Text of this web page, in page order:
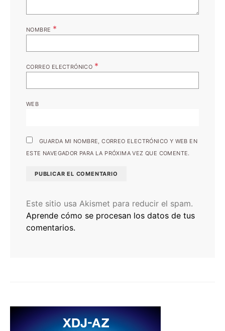
NOMBRE *
CORREO ELECTRÓNICO *
WEB
GUARDA MI NOMBRE, CORREO ELECTRÓNICO Y WEB EN
ESTE NAVEGADOR PARA LA PRÓXIMA VEZ QUE COMENTE.
Este sitio usa Akismet para reducir el spam.
Aprende cómo se procesan los datos de tus
comentarios.